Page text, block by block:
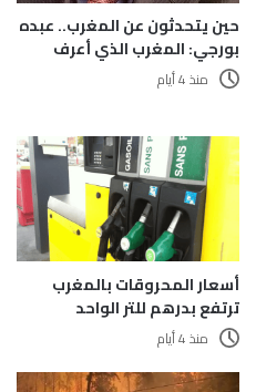
حين يتحدثون عن المغرب.. عبده
بورجي: المغرب الذي أعرف
منذ 4 أيام
أسعار المحروقات بالمغرب
ترتفع بدرهم للتر الواحد
منذ 4 أيام